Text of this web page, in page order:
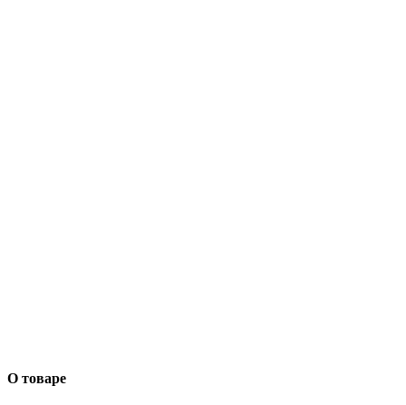
О товаре